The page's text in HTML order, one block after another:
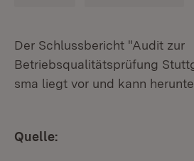
Der Schlussbericht "Audit zur
Betriebsqualitätsprüfung
sma liegt vor und kann
Quelle: